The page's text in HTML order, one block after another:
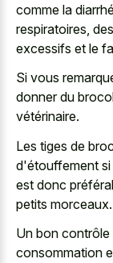
comme la
respiratoires,
excessifs et le
Si vous
donner du
vétérinaire.
Les tiges de
d'étouffement si
est donc
petits morceaux.
Un bon contrôle
consommation